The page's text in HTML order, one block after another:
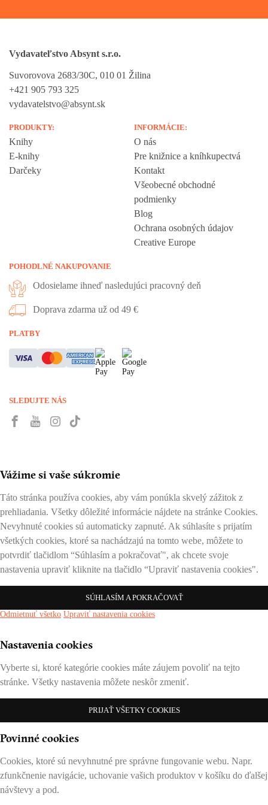
Vydavateľstvo Absynt s.r.o.
Suvorovova 2683/30C, 010 01 Žilina
+421 905 793 325
vydavatelstvo@absynt.sk
PRODUKTY:
Knihy
E-knihy
Darčeky
INFORMÁCIE:
O nás
Pre knižnice a kníhkupectvá
Kontakt
Všeobecné obchodné
podmienky
Blog
Ochrana osobných údajov
Creative Europe
POHODLNÉ NAKUPOVANIE
Odosielame ihneď nasledujúci pracovný deň
Doprava zdarma už od 49 €
PLATBY
SLEDUJTE NÁS
Vážime si vaše súkromie
Táto stránka používa cookies, aby vám ponúkla skvelý zážitok z
prehliadania. Všetky dôležité informácie nájdete na stránke Cookies.
Nevyhnuté cookies sú automaticky zapnuté. Ak súhlasíte s prijatím
všetkých cookies, ktoré sa nachádzajú na tomto webe, môžete to
potvrdiť tlačidlom “Súhlasím a pokračovať", ak chcete svoje
nastavenia upraviť kliknite na tlačidlo “Upraviť nastavenia cookies".
SÚHLASÍM A POKRAČOVAŤ
Odmietnuť všetko Upraviť nastavenia cookies
Nastavenia cookies
Vyberte si, ktoré kategórie cookies máte záujem povoliť na tejto
stránke. Všetky nastavenia môžete neskôr zmeniť.
PRIJAŤ VŠETKY COOKIES
Povinné cookies
Cookies, ktoré sú nevyhnutné pre správne fungovanie webu. Napr.
zfunkčnenie navigácie, uchovanie vašich produktov v košíku do ďalšej
návštevy a pod.